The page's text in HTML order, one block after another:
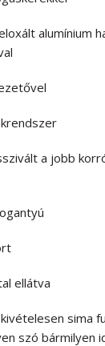
alumínium
a jobb
ellátva
sima
szó bármilyen